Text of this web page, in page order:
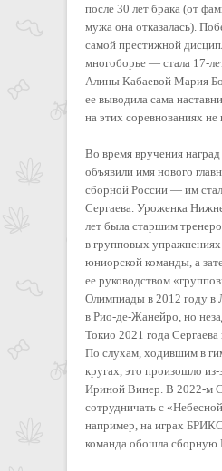
после 30 лет брака (от
мужа она отказалась).
самой престижной
многоборье — стала 17-
Алины Кабаевой Мария
ее выводила сама
на этих соревнованиях не
Во время вручения
объявили имя нового
сборной России — им
Сергаева. Уроженка
лет была старшим
в групповых
юниорской команды, а
ее руководством
Олимпиады в 2012 году в
в Рио-де-Жанейро, но
Токио 2021 года Сергаева
По слухам, ходившим в
кругах, это произошло из-
Ириной Винер. В 2022-м
сотрудничать с
например, на играх
команда обошла сборную